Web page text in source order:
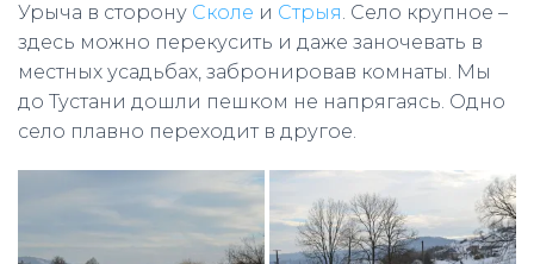
Урыча в сторону Сколе и Стрыя. Село крупное –
здесь можно перекусить и даже заночевать в
местных усадьбах, забронировав комнаты. Мы
до Тустани дошли пешком не напрягаясь. Одно
село плавно переходит в другое.